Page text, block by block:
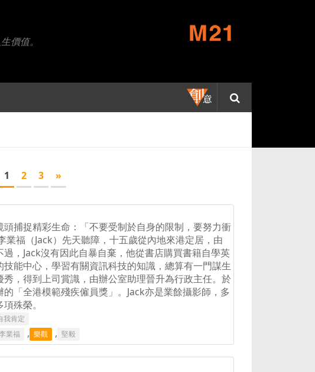
價值。
1 2 3 »
捕捉精彩生命：「不要受制於自身的限制，要努力衝
業福（Jack）先天聽障，十五歲從內地來港定居，由
，Jack沒有因此自暴自棄，他從書店購買書籍自學英
能中心，學習有關資訊科技的知識，總算有一門謀生
，得到上司賞識，由辦公室助理晉升為行政主任。於
「全港模範殘疾僱員獎」。Jack亦是業餘攝影師，多
殊榮。
我肯定
業福 , 樂觀 , 堅毅